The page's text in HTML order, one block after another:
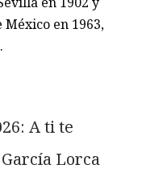
en 1963,
A ti te
Lorca